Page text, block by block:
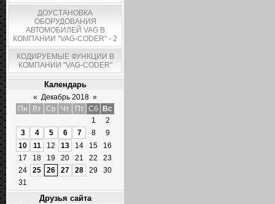
ДОУСТАНОВКА
ОБОРУДОВАНИЯ
АВТОМОБИЛЕЙ VAG В
КОМПАНИИ "VAG-CODER" - 2
КОДИРУЕМЫЕ ФУНКЦИИ В
КОМПАНИИ "VAG-CODER"
Календарь
« Декабрь 2018 »
Пн
Вт Ср Чт Пт Сб
Вс
1
2
3
4 5 6 7 8
9
10
11 12 13 14 15
16
17
18 19 20 21 22
23
24
25 26 27 28 29
30
31
Друзья сайта